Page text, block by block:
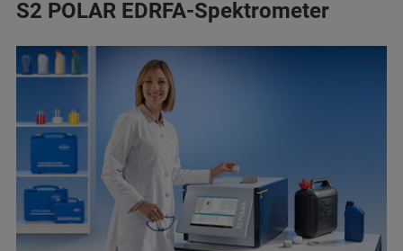
S2 POLAR EDRFA-Spektrometer